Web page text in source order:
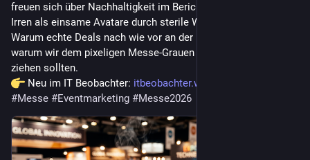
freuen sich über Nachhaltigkeit im Bericht. Und die Besucher?
Irren als einsame Avatare durch sterile WebGL-Wüsten.
Warum echte Deals nach wie vor an der Hotelbar stattfinden &
warum wir dem pixeligen Messe-Grauen endlich den Stecker
ziehen sollten.
Neu im IT Beobachter: itbeobachter.wordpress.com/202
#Messe #Eventmarketing #Messe2026